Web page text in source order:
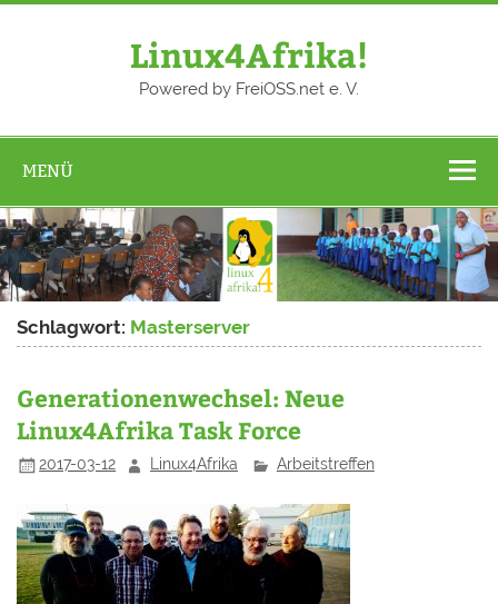
Zum
Linux4Afrika!
Powered by FreiOSS.net e. V.
MENÜ
Schlagwort: Masterserver
Generationenwechsel: Neue
Linux4Afrika Task Force
2017-03-12 Linux4Afrika Arbeitstreffen